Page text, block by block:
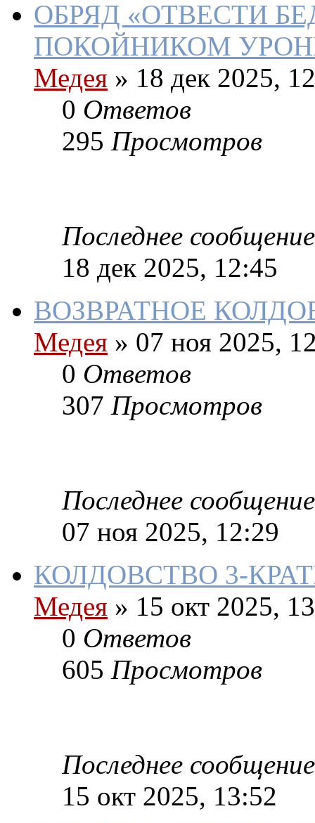
ОБРЯД «ОТВЕСТИ
ПОКОЙНИКОМ
Медея » 18 дек 2025,
0 Ответов
295 Просмотров
Последнее сообщение
18 дек 2025, 12:45
ВОЗВРАТНОЕ
Медея » 07 ноя 2025,
0 Ответов
307 Просмотров
Последнее сообщение
07 ноя 2025, 12:29
КОЛДОВСТВО 3-
Медея » 15 окт 2025,
0 Ответов
605 Просмотров
Последнее сообщение
15 окт 2025, 13:52